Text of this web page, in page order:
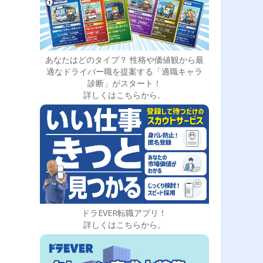
あなたはどのタイプ？ 性格や価値観から最
適なドライバー職を提案する「適職キャラ
診断」がスタート！
詳しくはこちらから。
ドラEVER転職アプリ！
詳しくはこちらから。